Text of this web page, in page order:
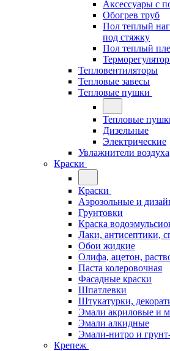
Аксессуары с
Обогрев труб
Пол теплый
под стяжку
Пол теплый
Тепловентиляторы
Тепловые завесы
Тепловые пушки
Тепловые
Дизельные
Электрические
Увлажнители воздуха
Краски
Краски
Аэрозольные и
Грунтовки
Краска
Лаки, антисептики,
Обои жидкие
Олифа, ацетон,
Паста колеровочная
Фасадные краски
Шпатлевки
Штукатурки,
Эмали акриловые и
Эмали алкидные
Эмали-нитро и
Крепеж